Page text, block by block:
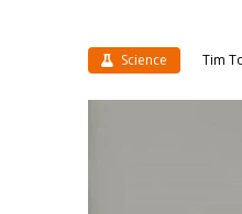
Science Tim